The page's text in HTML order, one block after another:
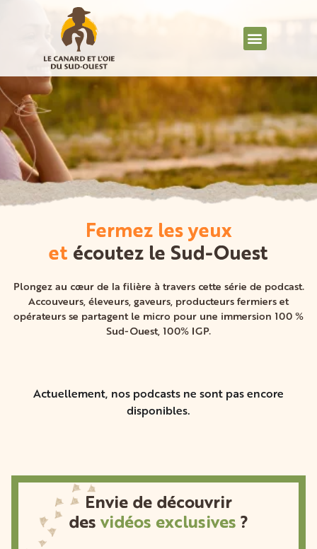
Fermez les yeux
et écoutez le Sud-Ouest
Plongez au cœur de la filière à travers cette série de podcast.
Accouveurs, éleveurs, gaveurs, producteurs fermiers et
opérateurs se partagent le micro pour une immersion 100 %
Sud-Ouest, 100% IGP.
Actuellement, nos podcasts ne sont pas encore
disponibles.
Envie de découvrir
des vidéos exclusives ?